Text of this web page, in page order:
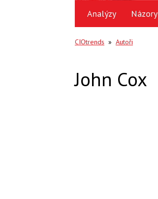
Analýzy Názory
CIOtrends » Autoři
John Cox